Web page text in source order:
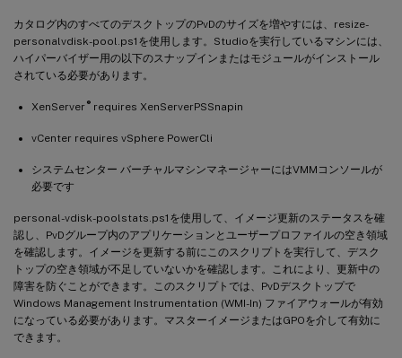
カタログ内のすべてのデスクトップのPvDのサイズを増やすには、resize-
personalvdisk-pool.ps1を使用します。Studioを実行しているマシンには、
ハイパーバイザー用の以下のスナップインまたはモジュールがインストール
されている必要があります。
XenServer ®requires XenServerPSSnapin
vCenter requires vSphere PowerCli
システムセンター バーチャルマシンマネージャーにはVMMコンソールが
必要です
personal-vdisk-poolstats.ps1を使用して、イメージ更新のステータスを確
認し、PvDグループ内のアプリケーションとユーザープロファイルの空き領域
を確認します。イメージを更新する前にこのスクリプトを実行して、デスク
トップの空き領域が不足していないかを確認します。これにより、更新中の
障害を防ぐことができます。このスクリプトでは、PvDデスクトップで
Windows Management Instrumentation (WMI-In) ファイアウォールが有効
になっている必要があります。マスターイメージまたはGPOを介して有効に
できます。